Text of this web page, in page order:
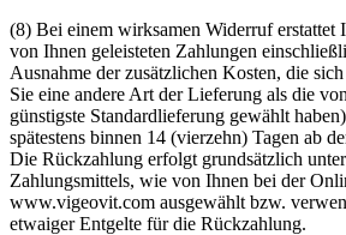
(8) Bei einem wirksamen Widerruf
von Ihnen geleisteten Zahlungen
Ausnahme der zusätzlichen Kosten, die sich
Sie eine andere Art der Lieferung als die
günstigste Standardlieferung gewählt
spätestens binnen 14 (vierzehn) Tagen ab
Die Rückzahlung erfolgt grundsätzlich
Zahlungsmittels, wie von Ihnen bei der
www.vigeovit.com ausgewählt bzw.
etwaiger Entgelte für die Rückzahlung.